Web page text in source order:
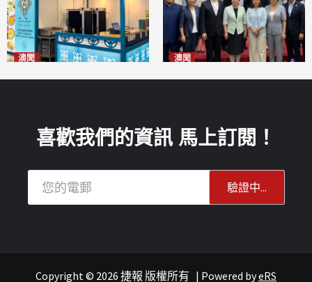
澳聞 澳聞
喜歡我們的資訊 馬上訂閱！
Copyright © 2026 捷報 版權所有 | Powered byeRS